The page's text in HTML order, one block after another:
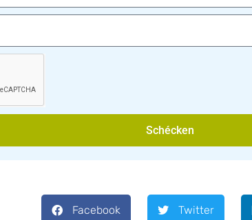
Schécken
Facebook Twitter